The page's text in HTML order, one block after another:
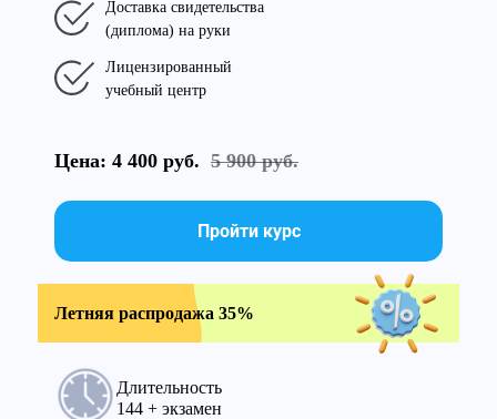
Доставка свидетельства
(диплома) на руки
Лицензированный
учебный центр
Цена: 4 400 руб. 5 900 руб.
Пройти курс
Летняя распродажа 35%
Длительность
144 + экзамен